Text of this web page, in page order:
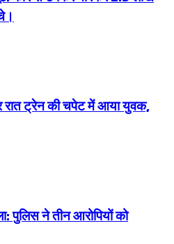
रात ट्रेन की चपेट में आया युवक,
पुलिस ने तीन आरोपियों को